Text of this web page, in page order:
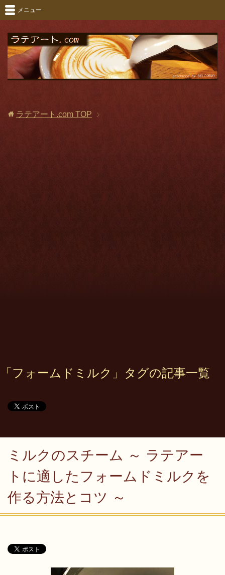
メニュー
ラテアート.com TOP
「フォームドミルク」タグの記事一覧
ミルクのスチーム ～ ラテアー
トに適したフォームドミルクを
作る方法とコツ ～